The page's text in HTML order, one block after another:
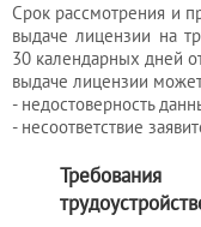
Срок рассмотрения и
выдаче лицензии на
30 календарных дней
выдаче лицензии
- недостоверность
- несоответствие